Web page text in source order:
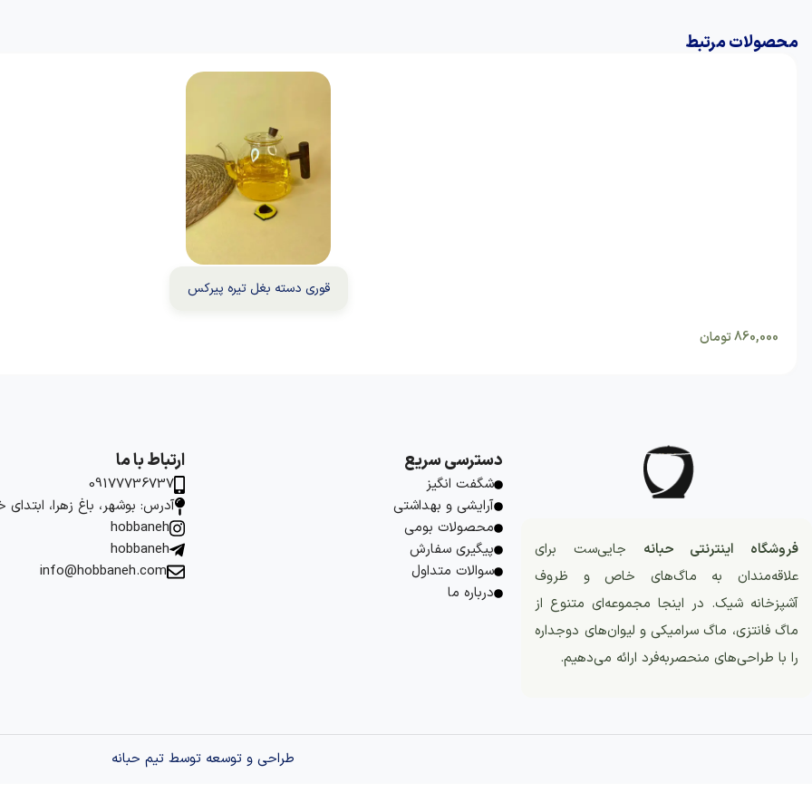
محصولات مرتبط
قوری دسته بغل تیره پیرکس
860,000تومان
فروشگاه اینترنتی حبانه جایی‌ست برای
علاقه‌مندان به ماگ‌های خاص و ظروف
آشپزخانه شیک. در اینجا مجموعه‌ای متنوع از
ماگ فانتزی، ماگ سرامیکی و لیوان‌های دوجداره
را با طراحی‌های منحصربه‌فرد ارائه می‌دهیم.
دسترسی سریع
شگفت انگیز
آرایشی و بهداشتی
محصولات بومی
پیگیری سفارش
سوالات متداول
درباره ما
ارتباط با ما
09177736737
آدرس: بوشهر، باغ زهرا،
hobbaneh
hobbaneh
info@hobbaneh.com
طراحی و توسعه توسط تیم حبانه